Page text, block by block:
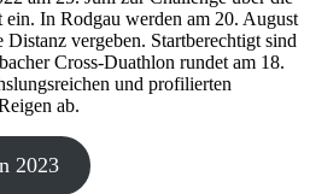
ein. In Rodgau werden am 20. August
vergeben. Startberechtigt sind
Cross-Duathlon rundet am 18.
und profilierten
ab.
2023